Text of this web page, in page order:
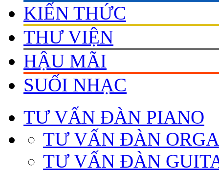
KIẾN THỨC
THƯ VIỆN
HẬU MÃI
SUỐI NHẠC
TƯ VẤN ĐÀN PIANO
TƯ VẤN ÐÀN
TƯ VẤN ÐÀN